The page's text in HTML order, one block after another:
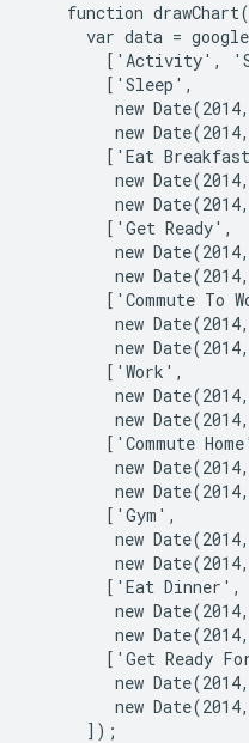
function
var data =
['Activity',
        ['Sleep',
new
new
['Eat
new
new
        ['Get Ready',
new
new
['Commute To
new
new
        ['Work',
new
new
['Commute
new
new
        ['Gym',
new
new
        ['Eat Dinner',
new
new
['Get Ready
new
new
      ]);